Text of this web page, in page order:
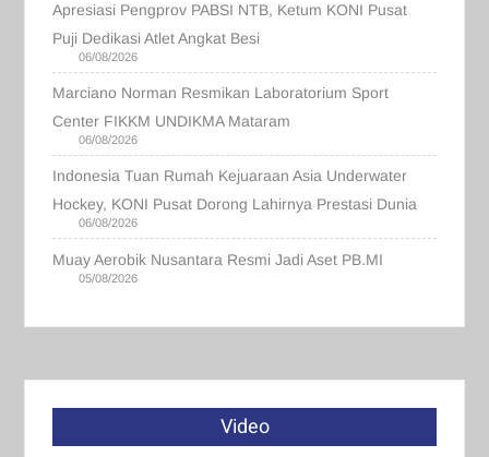
Apresiasi Pengprov PABSI NTB, Ketum KONI Pusat
Puji Dedikasi Atlet Angkat Besi
06/08/2026
Marciano Norman Resmikan Laboratorium Sport
Center FIKKM UNDIKMA Mataram
06/08/2026
Indonesia Tuan Rumah Kejuaraan Asia Underwater
Hockey, KONI Pusat Dorong Lahirnya Prestasi Dunia
06/08/2026
Muay Aerobik Nusantara Resmi Jadi Aset PB.MI
05/08/2026
Video